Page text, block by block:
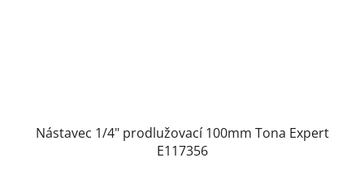
Nástavec 1/4" prodlužovací 100mm Tona Expert
E117356